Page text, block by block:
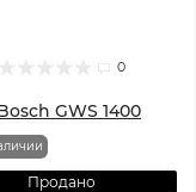
0
GWS 1400
Продано